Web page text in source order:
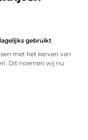
gebruikt
met het kerven van
Dit noemen wij nu